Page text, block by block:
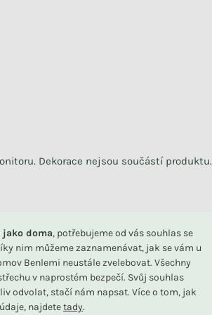
doma, potřebujeme od vás souhlas se
nim můžeme zaznamenávat, jak se vám u
Benlemi neustále zvelebovat. Všechny
v naprostém bezpečí. Svůj souhlas
odvolat, stačí nám napsat. Více o tom, jak
najdetetady.
Dekorace nejsou součástí produktu.
produkty